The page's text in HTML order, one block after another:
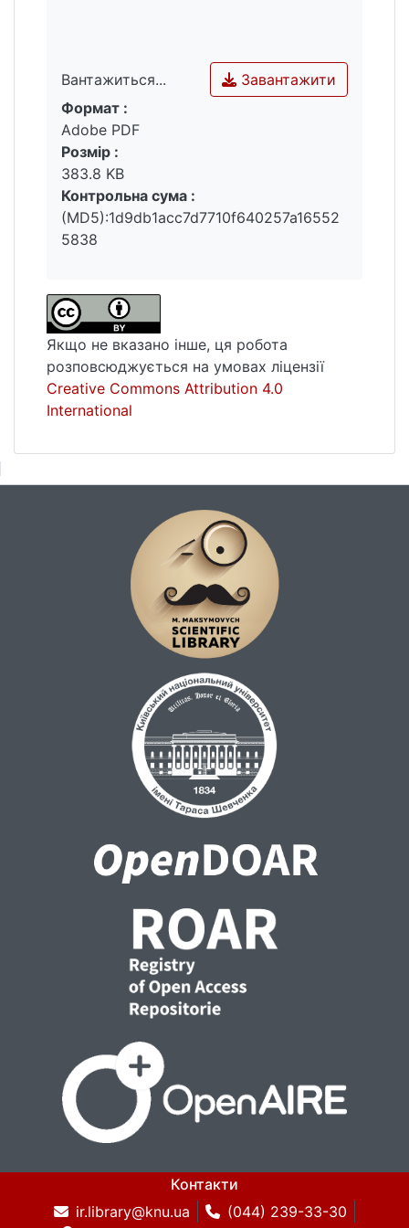
пересічних громадян. Вивчення різних
видів історій показало, що для
сторітелінгу характерними є такі
мовностилістичні засоби: емоційно
забарвлена лексика, типова для
художнього, масмедійного й розмовного
стилів, іншомовні слова, жаргонізми,
сленгові вирази, фразеологізми, метафори,
персоніфікація, риторичні конструкції,
які інтенсифікують і динамізують
розповідь.
Вантажиться...
Вантажиться...
Завантажити
Формат :
Adobe PDF
Розмір :
383.8 KB
Контрольна сума :
(MD5):1d9db1acc7d7710f640257a16552
5838
Якщо не вказано інше, ця робота
розповсюджується на умовах ліцензії
Creative Commons Attribution 4.0
International
Контакти
ir.library@knu.ua
(044) 239-33-30